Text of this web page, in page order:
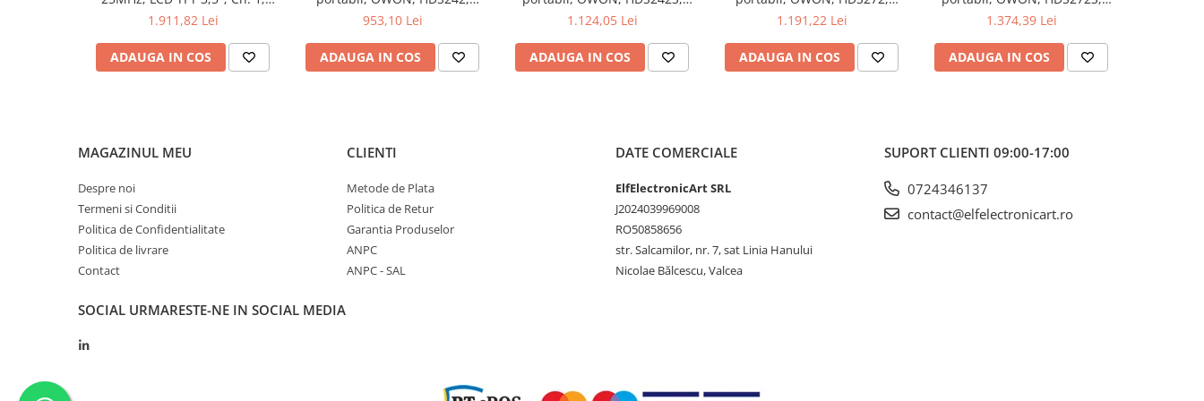
pasionați de electronică, acest osciloscop este soluția optimă pentru toate proiectele
dumneavoastră tehnice.
Caracteristici Osciloscop TELEDYNE
LECROY LC-T3DSO1104
Frecvență
100MHz
Număr canale
4
Rată de eșantionare
1 Gsps
Adâncime de memorie
14 Mpts
Ecran și
Performanță
250Msps; 12kpts compatibil cu
1.911,82 Lei
ADAUGA IN COS
200mV-1kV, 200mA-
953,10 Lei
ADAUGA IN COS
200mV-1kV, 200mA-
1.124,05 Lei
ADAUGA IN COS
200mV-1kV, 200mA-
1.191,22 Lei
ADAUGA IN COS
200mV-1kV, 200mA-
1.374,39 Lei
ADAUGA IN COS
MAGAZINUL MEU
Despre noi
Termeni si Conditii
Politica de Confidentialitate
Politica de livrare
Contact
CLIENTI
Metode de Plata
Politica de Retur
Garantia Produselor
ANPC
ANPC - SAL
DATE COMERCIALE
ElfElectronicArt SRL
J2024039969008
RO50858656
str. Salcamilor, nr. 7, sat Linia Hanului
Nicolae Bălcescu, Valcea
SUPORT CLIENTI 09:00-17:00
0724346137
contact@elfelectronicart.ro
SOCIAL URMARESTE-NE IN SOCIAL MEDIA